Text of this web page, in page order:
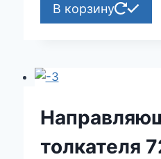
В корзину
толкателя